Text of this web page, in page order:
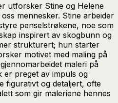
utforsker Stine og Helene
mennesker. Stine arbeider
penselstrøkene, noe som
inspirert av skogbunn og
strukturert; hun starter
motivet med maling på
maleri på
er preget av impuls og
figurativt og detaljert, ofte
som gir maleriene hennes